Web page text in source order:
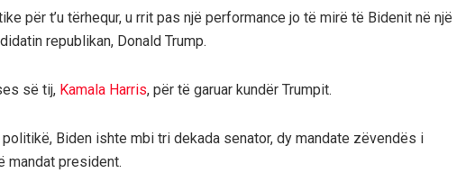
për t’u tërhequr, u rrit pas një performance jo të mirë të Bidenit në një
republikan, Donald Trump.
së tij, Kamala Harris, për të garuar kundër Trumpit.
Biden ishte mbi tri dekada senator, dy mandate zëvendës i
mandat president.